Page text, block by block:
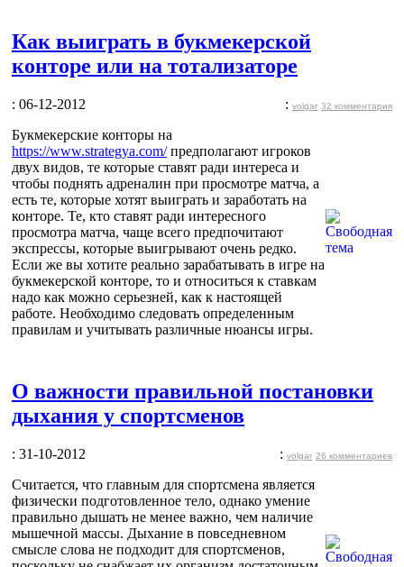
Как выиграть в букмекерской
конторе или на тотализаторе
: 06-12-2012 : volgar 32 комментария
Букмекерские конторы на
https://www.strategya.com/предполагают игроков
двух видов, те которые ставят ради интереса и
чтобы поднять адреналин при просмотре матча, а
есть те, которые хотят выиграть и заработать на
конторе. Те, кто ставят ради интересного
просмотра матча, чаще всего предпочитают
экспрессы, которые выигрывают очень редко.
Если же вы хотите реально зарабатывать в игре на
букмекерской конторе, то и относиться к ставкам
надо как можно серьезней, как к настоящей
работе. Необходимо следовать определенным
правилам и учитывать различные нюансы игры.
О важности правильной постановки
дыхания у спортсменов
: 31-10-2012 : volgar 26 комментариев
Считается, что главным для спортсмена является
физически подготовленное тело, однако умение
правильно дышать не менее важно, чем наличие
мышечной массы. Дыхание в повседневном
смысле слова не подходит для спортсменов,